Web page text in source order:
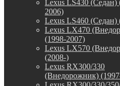
Lexus LS430 (Седан)
2006)
Lexus LS460 (Седан)
Lexus LX470
(1998-2007)
Lexus LX570
(2008-)
Lexus RX300/330
(Внедорожник)